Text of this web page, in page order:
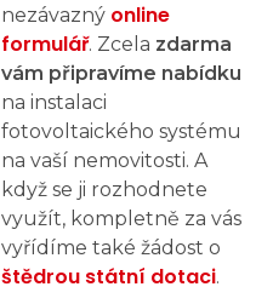
nezávazný online
formulář. Zcela zdarma
vám připravíme nabídku
na instalaci
fotovoltaického systému
na vaší nemovitosti. A
když se ji rozhodnete
využít, kompletně za vás
vyřídíme také žádost o
štědrou státní dotaci.